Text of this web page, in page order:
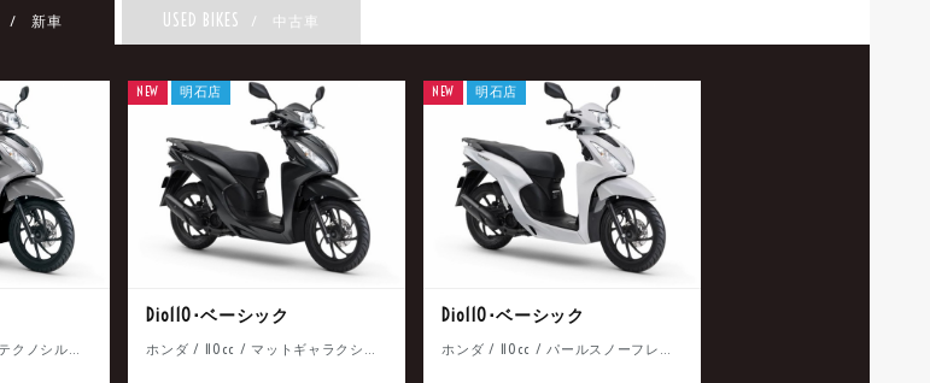
/ 新車 USED BIKES / 中古車
ホンダ / 110cc / マットテクノシルバーメタリック
Dio110･ベーシック
ホンダ / 110cc / マットギャラクシーブラックメタリック
NEW 明石店
Dio110･ベーシック
ホンダ / 110cc / パールスノーフレークホワイト
NEW 明石店